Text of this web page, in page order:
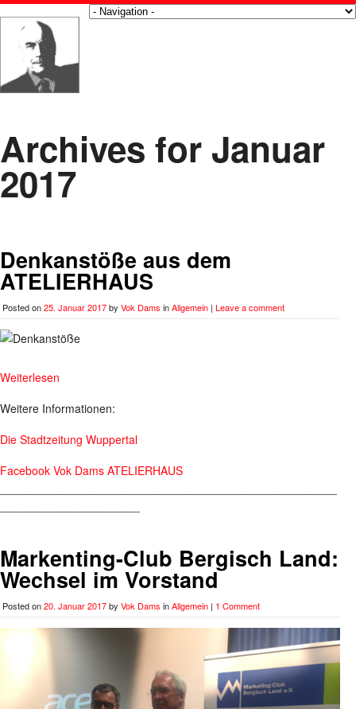
Archives for Januar
2017
Denkanstöße aus dem
ATELIERHAUS
Posted on25. Januar 2017by Vok Dams inAllgemein | Leave a comment
Weiterlesen
Weitere Informationen:
Die Stadtzeitung Wuppertal
Facebook Vok Dams ATELIERHAUS
Markenting-Club Bergisch Land:
Wechsel im Vorstand
Posted on20. Januar 2017by Vok Dams inAllgemein | 1 Comment